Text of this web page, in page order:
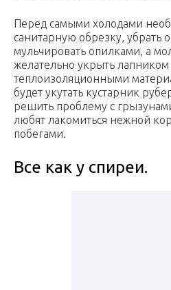
Перед самыми холодами
санитарную обрезку, убрать
мульчировать опилками, а
желательно укрыть
теплоизоляционными
будет укутать кустарник
решить проблему с
любят лакомиться нежной
побегами.
Все как у спиреи.